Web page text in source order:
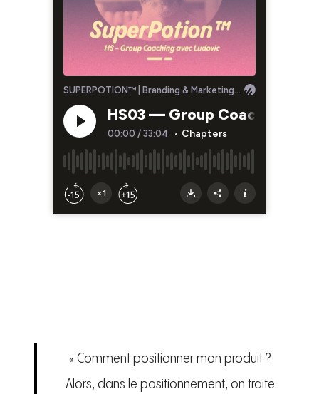
« Comment positionner mon produit ?
Alors, dans le positionnement, on traite